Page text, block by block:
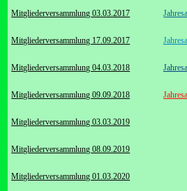
Mitgliederversammlung 03.03.2017
Mitgliederversammlung 17.09.2017
Mitgliederversammlung 04.03.2018
Mitgliederversammlung 09.09.2018
Mitgliederversammlung 03.03.2019
Mitgliederversammlung 08.09.2019
Mitgliederversammlung 01.03.2020